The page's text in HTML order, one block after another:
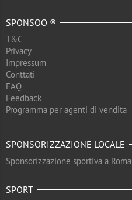
SPONSOO ®
T&C
Privacy
Impressum
Conttati
FAQ
Feedback
Programma per agenti di vendita
SPONSORIZZAZIONE LOCALE
Sponsorizzazione sportiva a Roma
SPORT